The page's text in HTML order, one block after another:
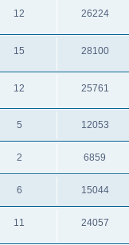
12 26224
15 28100
12 25761
5 12053
2 6859
6 15044
11 24057